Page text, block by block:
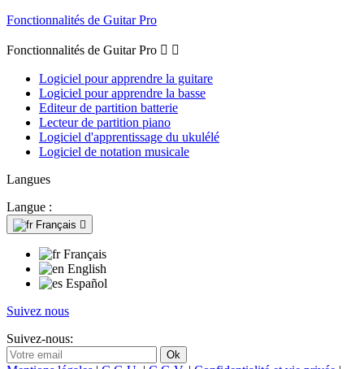
Fonctionnalités de Guitar Pro
Fonctionnalités de Guitar Pro  
Logiciel pour apprendre la guitare
Logiciel pour apprendre la basse
Editeur de partition batterie
Lecteur de partition piano
Logiciel d'apprentissage du ukulélé
Logiciel de notation musicale
Langues
Langue :
Français 
Français
English
Español
Suivez nous
Suivez-nous: